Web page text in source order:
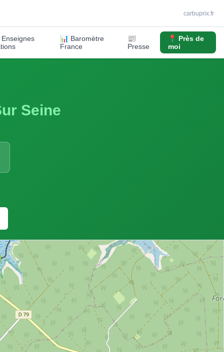
carbuprix.fr
📊 Baromètre
France
📰
Presse
📍 Près de
moi
Seine